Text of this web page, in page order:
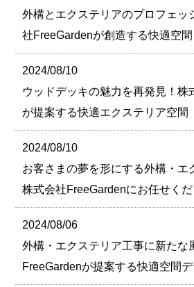
外構とエクステリアのプロフェッ
社FreeGardenが創造する快適空間
2024/08/10
ウッドデッキの魅力を再発見！株
が提案する快適エクステリア空間
2024/08/10
お客さまの夢を形にする外構・エ
株式会社FreeGardenにお任せく
2024/08/06
外構・エクステリア工事に新たな
FreeGardenが提案する快適空間